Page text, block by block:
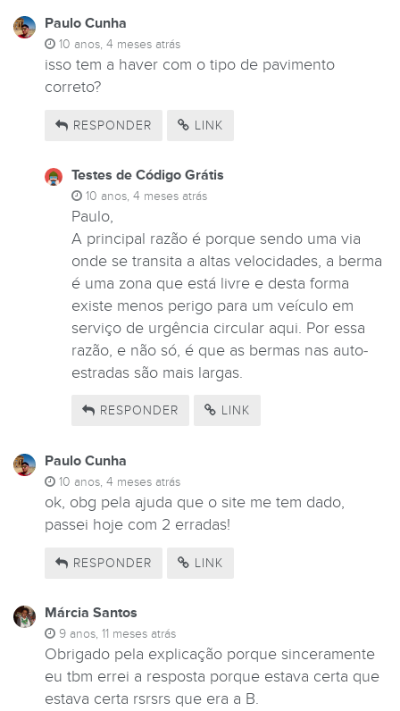
Paulo Cunha
10 anos, 4 meses atrás
isso tem a haver com o tipo de pavimento
correto?
RESPONDER LINK
Testes de Código Grátis
10 anos, 4 meses atrás
Paulo,
A principal razão é porque sendo uma via
onde se transita a altas velocidades, a berma
é uma zona que está livre e desta forma
existe menos perigo para um veículo em
serviço de urgência circular aqui. Por essa
razão, e não só, é que as bermas nas auto-
estradas são mais largas.
RESPONDER LINK
Paulo Cunha
10 anos, 4 meses atrás
ok, obg pela ajuda que o site me tem dado,
passei hoje com 2 erradas!
RESPONDER LINK
Márcia Santos
9 anos, 11 meses atrás
Obrigado pela explicação porque sinceramente
eu tbm errei a resposta porque estava certa que
estava certa rsrsrs que era a B.